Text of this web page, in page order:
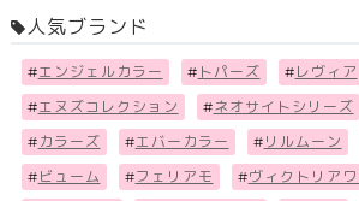
人気ブランド
#エンジェルカラー # トパーズ # レヴィア
#エヌズコレクション #ネオサイトシリーズ
# カラーズ #エバーカラー # リルムーン
# ビューム #フェリアモ #ヴィクトリア